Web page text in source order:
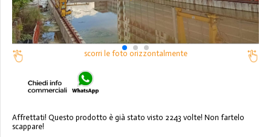
scorri le foto orizzontalmente
Affrettati! Questo prodotto è già stato visto 2243 volte! Non fartelo
scappare!